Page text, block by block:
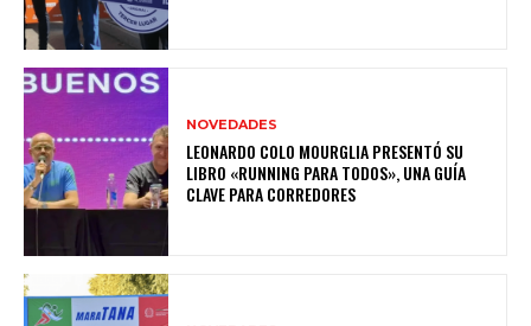
NOVEDADES
LEONARDO COLO MOURGLIA PRESENTÓ SU
LIBRO «RUNNING PARA TODOS», UNA GUÍA
CLAVE PARA CORREDORES